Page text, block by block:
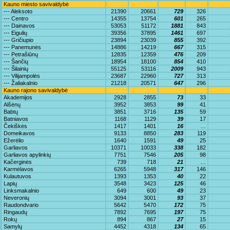
Kauno miesto savivaldybė
--- Aleksoto
21390 20661 729
326
--- Centro
14355 13754 601
265
--- Dainavos
53053 51172 1881 843
--- Eigulių
39356 37895 1461 697
--- Gričiupio
23894 23039 855
392
--- Panemunės
14886 14219 667
315
--- Petrašiūnų
12835 12359 476
209
--- Šančių
18954 18100 854
410
--- Šilainių
55125 53116 2009 943
--- Vilijampolės
23687 22960 727
313
--- Žaliakalnio
21218 20571 647
296
Kauno rajono savivaldybė
Akademijos
2928 2855 73
33
Alšėnų
3952 3853 99
41
Babtų
3851 3716 135
59
Batniavos
1168 1129 39
17
Čekiškės
1417 1401 16
Domeikavos
9133 8850 283
119
Ežerėlio
1640 1591 49
25
Garliavos
10371 10033 338
182
Garliavos apylinkių
7751 7546 205
98
Kačerginės
739 718 21
Karmėlavos
6265 5948 317
146
Kulautuvos
1393 1353 40
22
Lapių
3548 3423 125
46
Linksmakalnio
649 600 49
23
Neveronių
3094 3001 93
37
Raudondvario
5642 5470 172
75
Ringaudų
7892 7695 197
75
Rokų
894 867 27
15
Samylų
4452 4318 134
65